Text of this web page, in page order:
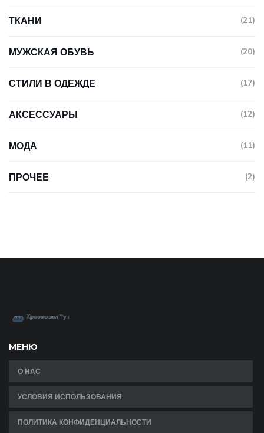
ТКАНИ (21)
МУЖСКАЯ ОБУВЬ (20)
СТИЛИ В ОДЕЖДЕ (17)
АКСЕССУАРЫ (12)
МОДА (11)
ПРОЧЕЕ (2)
МЕНЮ
О НАС
УСЛОВИЯ ИСПОЛЬЗОВАНИЯ
ПОЛИТИКА КОНФИДЕНЦИАЛЬНОСТИ